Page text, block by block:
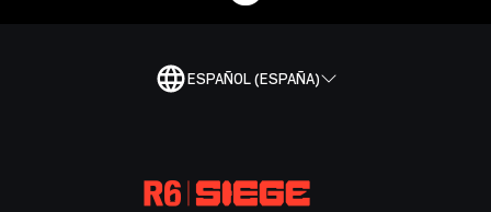
ESPAÑOL (ESPAÑA)